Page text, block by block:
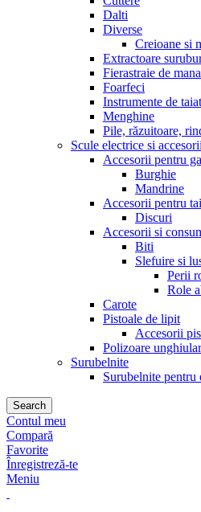
Dalti
Diverse
Creioane si
Extractoare
Fierastraie de mana
Foarfeci
Instrumente de taiat
Menghine
Pile, răzuitoare,
Scule electrice si accesorii
Accesorii pentru
Burghie
Mandrine
Accesorii pentru
Discuri
Accesorii si
Biti
Slefuire si
Perii
Role
Carote
Pistoale de lipit
Accesorii
Polizoare
Surubelnite
Surubelnite pentru
Search
Contul meu
Compară
Favorite
Înregistreză-te
Meniu